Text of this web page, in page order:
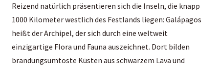
Reizend natürlich präsentieren sich die Inseln, die knapp
1000 Kilometer westlich des Festlands liegen: Galápagos
heißt der Archipel, der sich durch eine weltweit
einzigartige Flora und Fauna auszeichnet. Dort bilden
brandungsumtoste Küsten aus schwarzem Lava und